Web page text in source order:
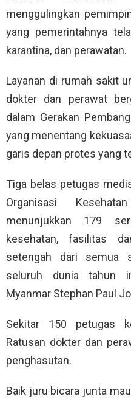
menggulingkan
yang pemerintahnya
karantina, dan perawatan.
Layanan di rumah sakit
dokter dan perawat
dalam Gerakan
yang menentang
garis depan protes yang
Tiga belas petugas
Organisasi
menunjukkan 179
kesehatan, fasilitas
setengah dari semua
seluruh dunia tahun
Myanmar Stephan Paul
Sekitar 150 petugas
Ratusan dokter dan
penghasutan.
Baik juru bicara junta